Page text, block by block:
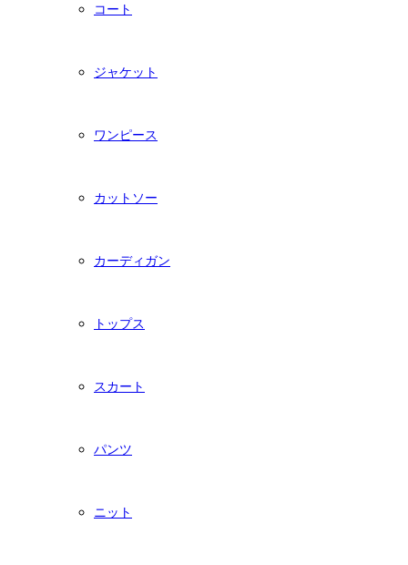
コート
ジャケット
ワンピース
カットソー
カーディガン
トップス
スカート
パンツ
ニット